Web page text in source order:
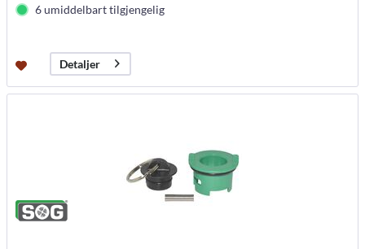
6 umiddelbart tilgjengelig
Detaljer